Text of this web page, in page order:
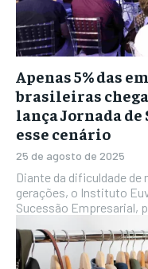
Apenas 5% das
brasileiras
lança Jornada de
esse cenário
25 de agosto de 2025
Diante da dificuldade
gerações, o Instituto
Sucessão Empresarial,